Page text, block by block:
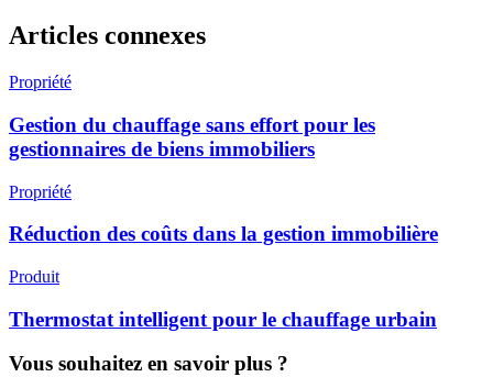
Articles connexes
Propriété
Gestion du chauffage sans effort pour les
gestionnaires de biens immobiliers
Propriété
Réduction des coûts dans la gestion immobilière
Produit
Thermostat intelligent pour le chauffage urbain
Vous souhaitez en savoir plus ?